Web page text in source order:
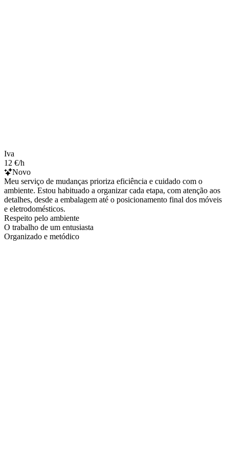
Iva
12 €/h
Novo
Meu serviço de mudanças prioriza eficiência e cuidado com o
ambiente. Estou habituado a organizar cada etapa, com atenção aos
detalhes, desde a embalagem até o posicionamento final dos móveis
e eletrodomésticos.
Respeito pelo ambiente
O trabalho de um entusiasta
Organizado e metódico